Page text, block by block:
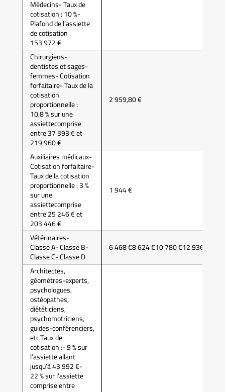
Médecins- Taux de
cotisation : 10 %-
Plafond de l’assiette
de cotisation :
153 972 €
Chirurgiens-
dentistes et sages-
femmes- Cotisation
forfaitaire- Taux de la
cotisation
proportionnelle :
10,8 % sur une
assiettecomprise
entre 37 393 € et
219 960 €
2 959,80 €
Auxiliaires médicaux-
Cotisation forfaitaire-
Taux de la cotisation
proportionnelle : 3 %
sur une
assiettecomprise
entre 25 246 € et
203 446 €
1 944 €
Vétérinaires-
Classe A- Classe B-
Classe C- Classe D
6 468 €8 624 €10 780 €12 936 €
Architectes,
géomètres-experts,
psychologues,
ostéopathes,
diététiciens,
psychomotriciens,
guides-conférenciers,
etc.Taux de
cotisation :- 9 % sur
l’assiette allant
jusqu’à 43 992 €-
22 % sur l’assiette
comprise entre